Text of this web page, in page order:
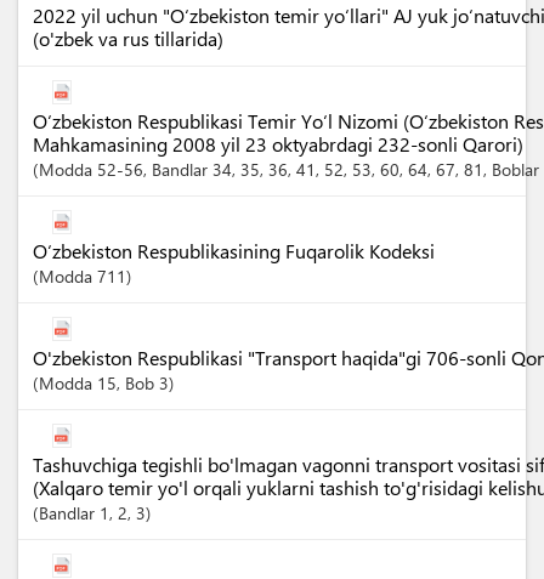
2022 yil uchun "O‘zbekiston temir yo‘llari" AJ yuk
(o'zbek va rus tillarida)
O‘zbekiston Respublikasi Temir Yo‘l Nizomi (O‘zbekiston
Mahkamasining 2008 yil 23 oktyabrdagi 232-sonli Qarori)
Modda 52-56, Bandlar 34, 35, 36, 41 , 52, 53, 60, 64, 67, 81 , Boblar
O‘zbekiston Respublikasining Fuqarolik Kodeksi
Modda 711
O'zbekiston Respublikasi "Transport haqida"gi 706-sonli
Modda 15, Bob 3
Tashuvchiga tegishli bo'lmagan vagonni transport vositasi
(Xalqaro temir yo'l orqali yuklarni tashish to'g'risidagi
Bandlar 1 , 2, 3